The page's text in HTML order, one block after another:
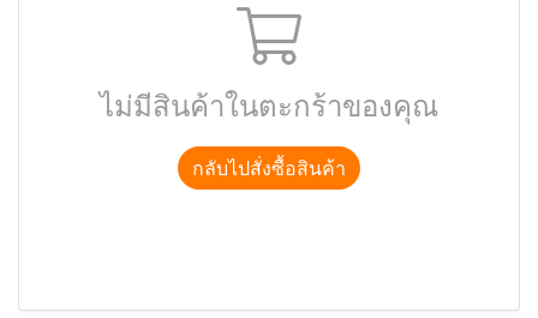
ไม่มีสินค้าในตะกร้าของคุณ
กลับไปสั่งซื้อสินค้า